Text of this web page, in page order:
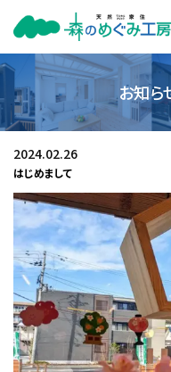
お知ら
2024.02.26
はじめまして